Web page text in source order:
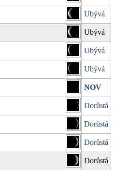
Ubývá
Ubývá
Ubývá
Ubývá
NOV
Dorůstá
Dorůstá
Dorůstá
Dorůstá